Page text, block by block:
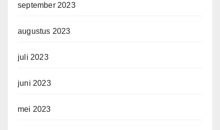
september 2023
augustus 2023
juli 2023
juni 2023
mei 2023